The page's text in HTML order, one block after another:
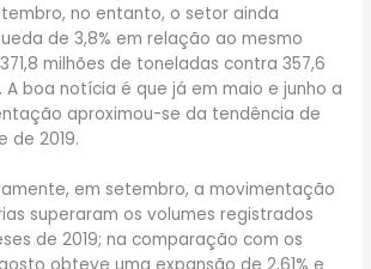
no entanto, o setor ainda
de 3,8% em relação ao mesmo
milhões de toneladas contra 357,6
A boa notícia é que já em maio e junho a
aproximou-se da tendência de
de 2019.
em setembro, a movimentação
superaram os volumes registrados
de 2019; na comparação com os